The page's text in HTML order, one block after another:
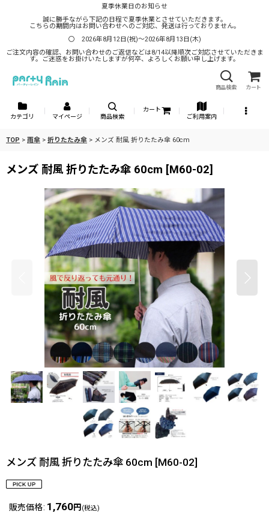
夏季休業日のお知らせ
誠に勝手ながら下記の日程で夏季休業とさせていただきます。
こちらの期間内はお問い合わせへのご対応、発送は行っておりません。
〇 2026年8月12日(祝)～2026年8月13日(木)
ご注文内容の確認、お問い合わせのご返信などは8/14以降順次ご対応させていただきま
す。ご迷惑をお掛けいたしますが何卒、よろしくお願い申し上げます。
商品検索 カート
カテゴリ マイページ 商品検索
カート
ご利用案内
TOP > 雨傘 > 折りたたみ傘 > メンズ 耐風 折りたたみ傘 60cm
メンズ 耐風 折りたたみ傘 60cm [M60-02]
メンズ 耐風 折りたたみ傘 60cm [M60-02]
販売価格: 1,760円 (税込)